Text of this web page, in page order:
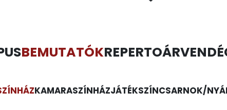
BEMUTATÓKREPERTOÁR
KAMARASZÍNHÁZJÁTÉKSZÍNCSARNOK/